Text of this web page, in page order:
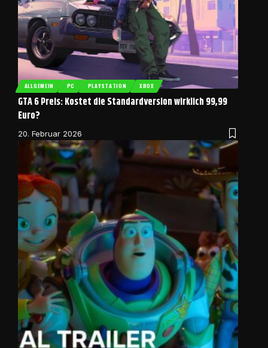
ALLGEMEIN PC PLAYSTATION XBOX
GTA 6 Preis: Kostet die Standardversion wirklich 99,99
Euro?
20. Februar 2026